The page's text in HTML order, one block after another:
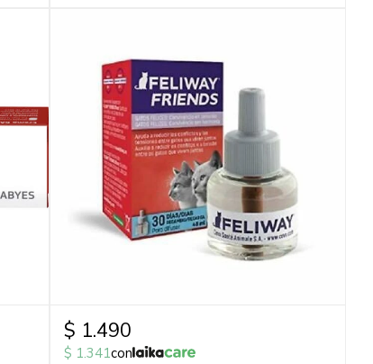
$ 1.490
$ 1.341con